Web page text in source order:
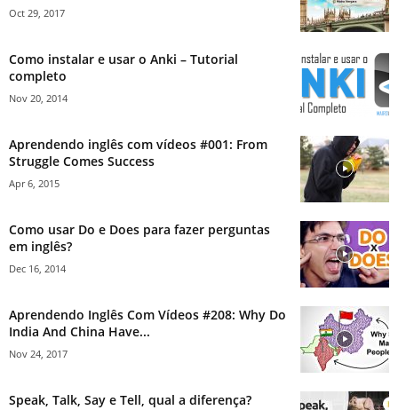
Oct 29, 2017
Como instalar e usar o Anki – Tutorial
completo
Nov 20, 2014
Aprendendo inglês com vídeos #001: From
Struggle Comes Success
Apr 6, 2015
Como usar Do e Does para fazer perguntas
em inglês?
Dec 16, 2014
Aprendendo Inglês Com Vídeos #208: Why Do
India And China Have...
Nov 24, 2017
Speak, Talk, Say e Tell, qual a diferença?